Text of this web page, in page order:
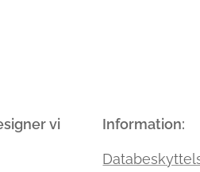
vi
Information: